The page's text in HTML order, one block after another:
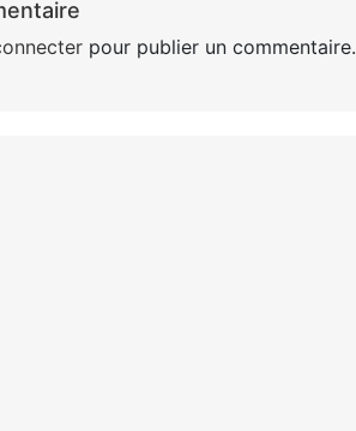
pour publier un commentaire.